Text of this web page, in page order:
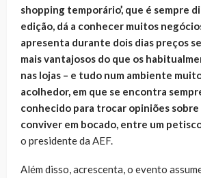
shopping temporário’, que é sempre
edição, dá a conhecer muitos
apresenta durante dois dias preços
mais vantajosos do que os
nas lojas – e tudo num ambiente
acolhedor, em que se encontra
conhecido para trocar opiniões sobre
conviver em bocado, entre um
o presidente da AEF.
Além disso, acrescenta, o evento